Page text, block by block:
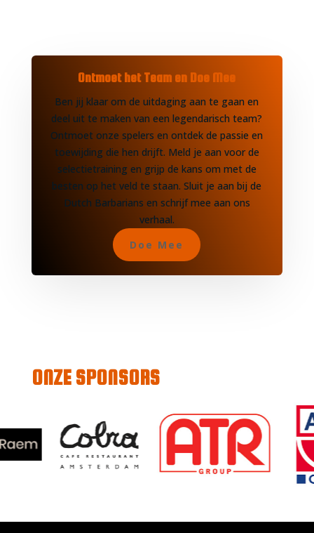
Ontmoet het Team en Doe Mee
Ben jij klaar om de uitdaging aan te gaan en
deel uit te maken van een legendarisch team?
Ontmoet onze spelers en ontdek de passie en
toewijding die hen drijft. Meld je aan voor de
selectietraining en grijp de kans om met de
besten op het veld te staan. Sluit je aan bij de
Dutch Barbarians en schrijf mee aan ons
verhaal.
Doe Mee
ONZE SPONSORS